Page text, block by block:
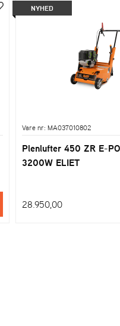
NYHED
Vare nr: MA037010802
Plenlufter 450 ZR E-
3200W ELIET
28.950,00